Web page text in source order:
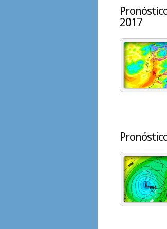
2017